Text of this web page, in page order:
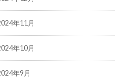
年11月
年10月
年9月